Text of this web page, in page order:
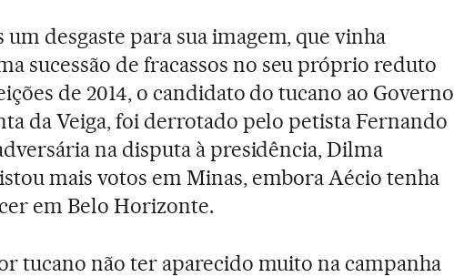
um desgaste para sua imagem, que vinha
sucessão de fracassos no seu próprio reduto
de 2014, o candidato do tucano ao Governo
da Veiga, foi derrotado pelo petista Fernando
na disputa à presidência, Dilma
mais votos em Minas, embora Aécio tenha
em Belo Horizonte.
tucano não ter aparecido muito na campanha